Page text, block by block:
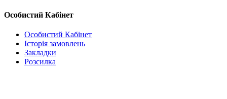
Особистий Кабінет
Особистий Кабінет
Історія замовлень
Закладки
Розсилка